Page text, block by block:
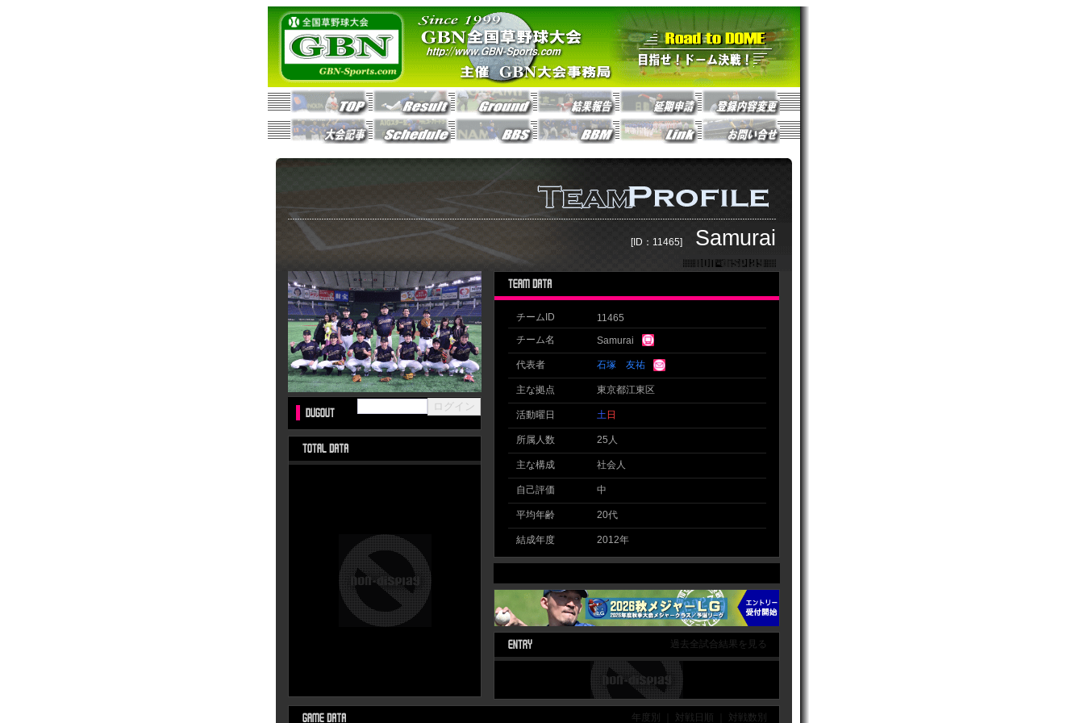
[ID：11465] Samurai
チームID 11465
チーム名 Samurai
代表者 石塚 友祐
主な拠点 東京都江東区
活動曜日 土 日
所属人数 25人
主な構成 社会人
自己評価 中
平均年齢 20代
結成年度 2012年
過去全試合結果を見る
年度別 ｜ 対戦日順 ｜ 対戦数別